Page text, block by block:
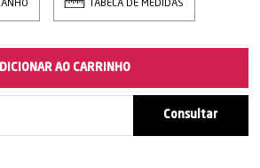
TABELA DE MEDIDAS
AO CARRINHO